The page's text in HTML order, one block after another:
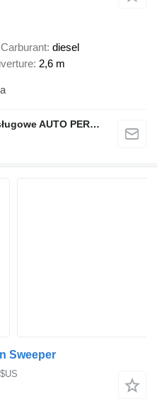
Carburant diesel
2,6 m
Przedsiębiorstwo Handlowo Usługowe AUTO PERFEKT Łukasz Skóra
Sweeper